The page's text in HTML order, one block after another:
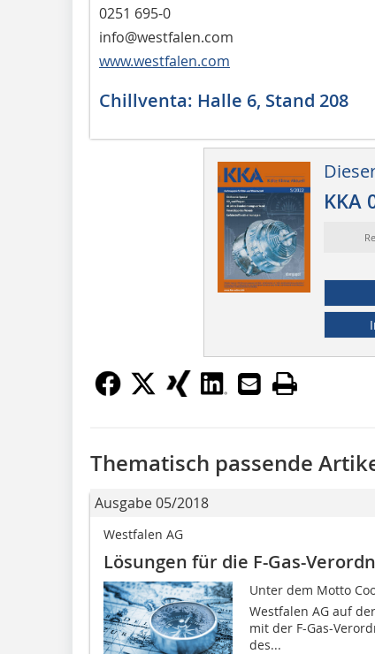
0251 695-0
info@westfalen.com
www.westfalen.com
Chillventa: Halle 6, Stand 208
KKA
Thematisch passende
Ausgabe 05/2018
Westfalen AG
Lösungen für die F-Gas-
Unter dem Motto
Westfalen AG auf
mit der F-Gas-
des...